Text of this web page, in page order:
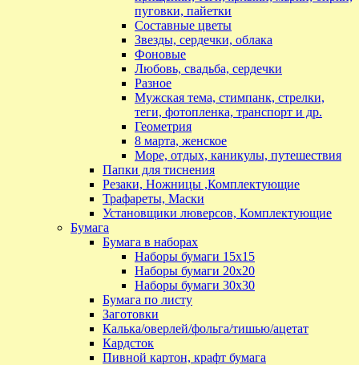
пуговки, пайетки
Составные цветы
Звезды, сердечки, облака
Фоновые
Любовь, свадьба, сердечки
Разное
Мужская тема, стимпанк, стрелки,
теги, фотопленка, транспорт и др.
Геометрия
8 марта, женское
Море, отдых, каникулы, путешествия
Папки для тиснения
Резаки, Ножницы ,Комплектующие
Трафареты, Маски
Установщики люверсов, Комплектующие
Бумага
Бумага в наборах
Наборы бумаги 15х15
Наборы бумаги 20х20
Наборы бумаги 30х30
Бумага по листу
Заготовки
Калька/оверлей/фольга/тишью/ацетат
Кардсток
Пивной картон, крафт бумага